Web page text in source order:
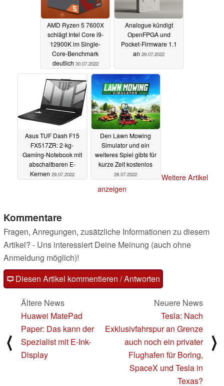
AMD Ryzen 5 7600X
schlägt Intel Core i9-
12900K im Single-
Core-Benchmark
deutlich 30.07.2022
Analogue kündigt
OpenFPGA und
Pocket-Firmware 1.1
an 29.07.2022
Asus TUF Dash F15
FX517ZR: 2-kg-
Gaming-Notebook mit
abschaltbaren E-
Kernen 29.07.2022
Den Lawn Mowing
Simulator und ein
weiteres Spiel gibts für
kurze Zeit kostenlos
28.07.2022
Weitere Artikel
anzeigen
Kommentare
Fragen, Anregungen, zusätzliche Informationen zu diesem
Artikel? - Uns interessiert Deine Meinung (auch ohne
Anmeldung möglich)!
Diesen Artikel kommentieren / Antworten
⟨
Ältere News
Huawei MatePad
Paper: Das kann der
Spezialist mit E-Ink-
Display
Neuere News
Tesla: Nach
Exklusivfahrspur an Grenze
auch noch ein privater
Flughafen für Boring,
SpaceX und Tesla in
Texas?
⟩